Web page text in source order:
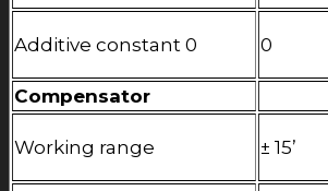
Additive constant 0 0
Compensator
Working range ± 15’